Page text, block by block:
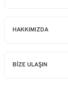
HAKKIMIZDA
BİZE ULAŞIN